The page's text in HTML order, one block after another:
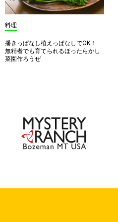
料理
播きっぱなし植えっぱなしでOK！
無精者でも育てられるほったらかし
菜園作ろうぜ